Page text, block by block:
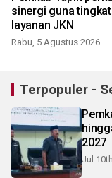
sinergi guna
layanan JKN
Rabu, 5 Agustus 2026
Terpopuler -
2027
Jul 10th